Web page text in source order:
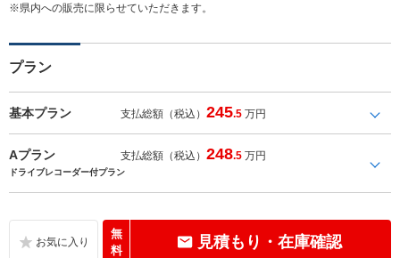
※県内への販売に限らせていただきます。
プラン
基本プラン 支払総額（税込）245.5 万円
Aプラン 支払総額（税込）248.5 万円
ドライブレコーダー付プラン
無
料
見積もり・在庫確認